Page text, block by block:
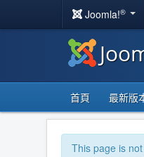
Joomla!®
首頁 最新版
This page is